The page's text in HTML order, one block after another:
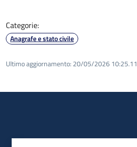
Categorie:
Anagrafe e stato civile
Ultimo aggiornamento: 20/05/2026 10:25.11